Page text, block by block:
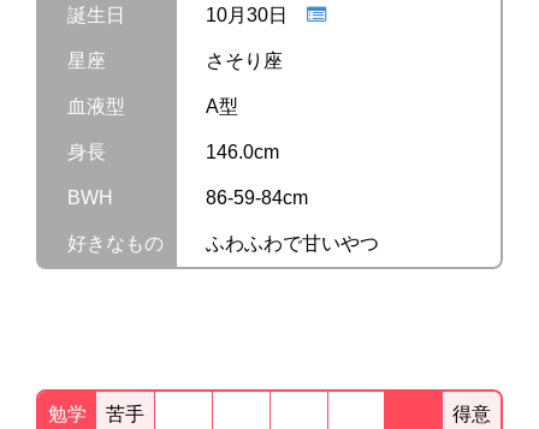
誕生日 10月30日
星座 さそり座
血液型 A型
身長 146.0cm
BWH 86-59-84cm
好きなもの ふわふわで甘いやつ
勉学 苦手 得意